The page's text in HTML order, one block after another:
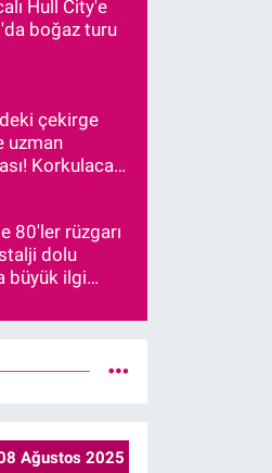
Hull City'e
boğaz turu
çekirge
uzman
Korkulacak
80'ler rüzgarı
dolu
büyük ilgi
Ağustos 2025